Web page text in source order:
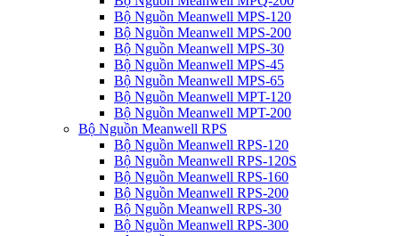
Bộ Nguồn Meanwell MPS-120
Bộ Nguồn Meanwell MPS-200
Bộ Nguồn Meanwell MPS-30
Bộ Nguồn Meanwell MPS-45
Bộ Nguồn Meanwell MPS-65
Bộ Nguồn Meanwell MPT-120
Bộ Nguồn Meanwell MPT-200
Bộ Nguồn Meanwell RPS
Bộ Nguồn Meanwell RPS-120
Bộ Nguồn Meanwell RPS-120S
Bộ Nguồn Meanwell RPS-160
Bộ Nguồn Meanwell RPS-200
Bộ Nguồn Meanwell RPS-30
Bộ Nguồn Meanwell RPS-300